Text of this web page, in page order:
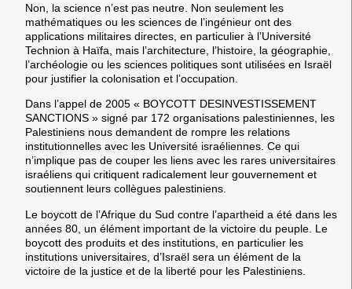
Non, la science n’est pas neutre. Non seulement les
mathématiques ou les sciences de l’ingénieur ont des
applications militaires directes, en particulier à l’Université
Technion à Haïfa, mais l’architecture, l’histoire, la géographie,
l’archéologie ou les sciences politiques sont utilisées en Israël
pour justifier la colonisation et l’occupation.
Dans l’appel de 2005 « BOYCOTT DESINVESTISSEMENT
SANCTIONS » signé par 172 organisations palestiniennes, les
Palestiniens nous demandent de rompre les relations
institutionnelles avec les Université israéliennes. Ce qui
n’implique pas de couper les liens avec les rares universitaires
israéliens qui critiquent radicalement leur gouvernement et
soutiennent leurs collègues palestiniens.
Le boycott de l’Afrique du Sud contre l’apartheid a été dans les
années 80, un élément important de la victoire du peuple. Le
boycott des produits et des institutions, en particulier les
institutions universitaires, d’Israël sera un élément de la
victoire de la justice et de la liberté pour les Palestiniens.